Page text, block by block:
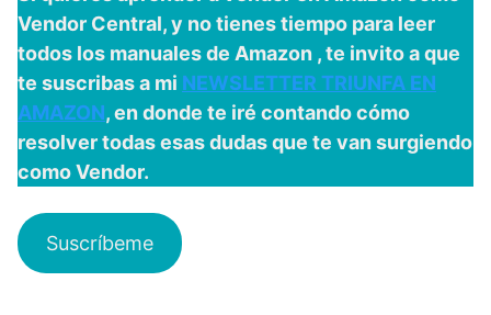
Vendor Central, y no tienes tiempo para leer
todos los manuales de Amazon , te invito a que
te suscribas a mi NEWSLETTER TRIUNFA EN
AMAZON, en donde te iré contando cómo
resolver todas esas dudas que te van surgiendo
como Vendor.
Suscríbeme